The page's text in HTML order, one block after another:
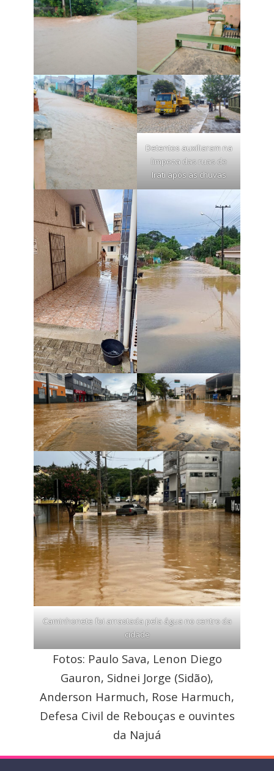
Detentos auxiliaram na
limpeza das ruas de
Irati após as chuvas
Caminhonete foi arrastada pela água no centro da
cidade
Fotos: Paulo Sava, Lenon Diego
Gauron, Sidnei Jorge (Sidão),
Anderson Harmuch, Rose Harmuch,
Defesa Civil de Rebouças e ouvintes
da Najuá